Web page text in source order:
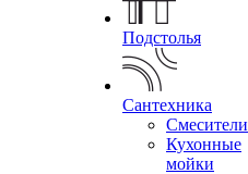
Подстолья
Сантехника
Смесители
Кухонные
мойки